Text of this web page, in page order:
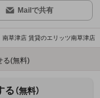
Mailで共有
草津店 賃貸のエリッツ南草津店
る(無料)
る（無料）